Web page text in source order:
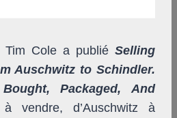
Tim Cole a publié Selling
Auschwitz to Schindler.
Packaged, And
à vendre, d’Auschwitz à